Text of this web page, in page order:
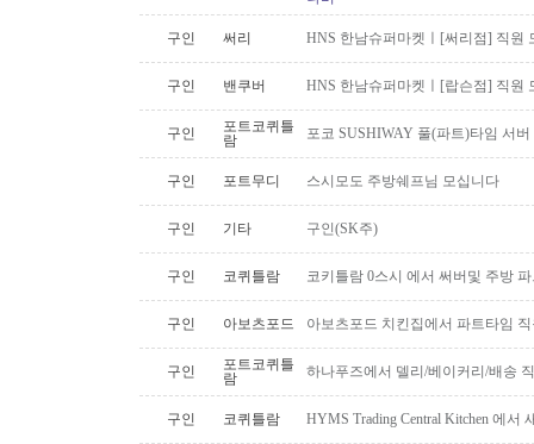
구인 써리 HNS 한남슈퍼마켓ㅣ[써리점] 직원
구인 밴쿠버 HNS 한남슈퍼마켓ㅣ[랍슨점] 직원
구인
포트코퀴틀
람
포코 SUSHIWAY 풀(파트)타임 서버
구인 포트무디 스시모도 주방쉐프님 모십니다
구인 기타 구인(SK주)
구인 코퀴틀람 코키틀람 0스시 에서 써버및 주방
구인 아보츠포드 아보츠포드 치킨집에서 파트타임
구인
포트코퀴틀
람
하나푸즈에서 델리/베이커리/배송
구인 코퀴틀람 HYMS Trading Central Kitchen 에